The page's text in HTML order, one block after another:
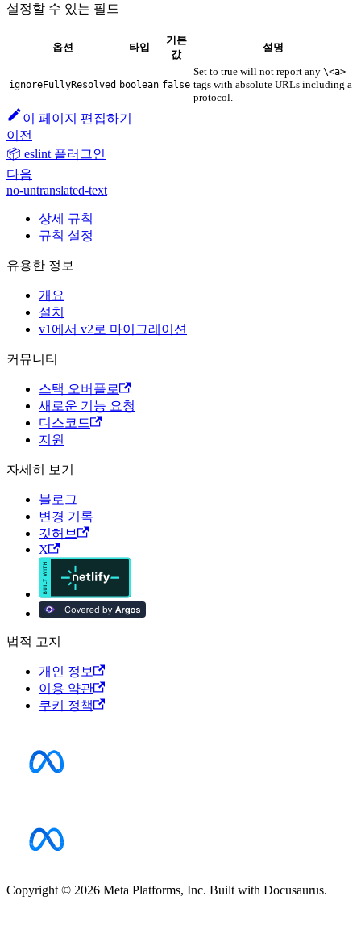
설정할 수 있는 필드
옵션 타입
기본
값
설명
ignoreFullyResolved boolean false
Set to true will not report any \<a>
tags with absolute URLs including a
protocol.
이 페이지 편집하기
이전
📦 eslint 플러그인
다음
no-untranslated-text
상세 규칙
규칙 설정
유용한 정보
개요
설치
v1에서 v2로 마이그레이션
커뮤니티
스택 오버플로
새로운 기능 요청
디스코드
지원
자세히 보기
블로그
변경 기록
깃허브
X
법적 고지
개인 정보
이용 약관
쿠키 정책
Copyright © 2026 Meta Platforms, Inc. Built with Docusaurus.